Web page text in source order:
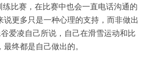
比赛，在比赛中也会一直电话沟通的
说更多只是一种心理的支持，而非做出
谷爱凌自己所说，自己在滑雪运动和比
终都是自己做出的。